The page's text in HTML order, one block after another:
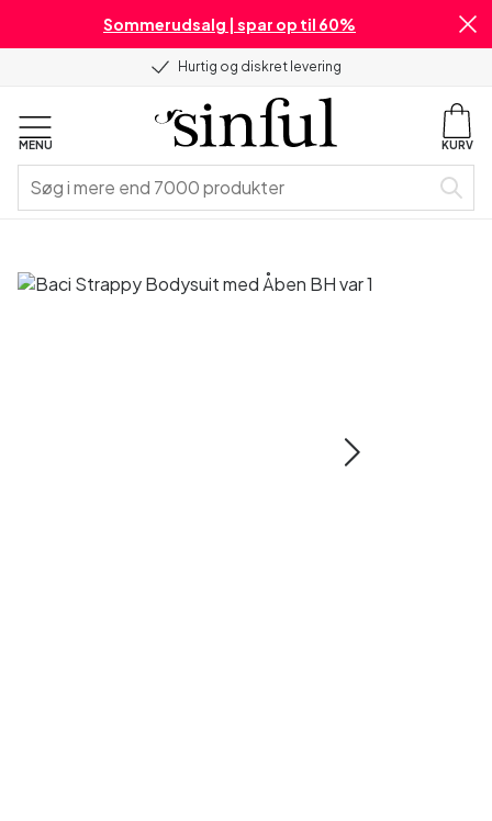
Sommerudsalg | spar op til 60%
Hurtig og diskret levering
MENU KURV